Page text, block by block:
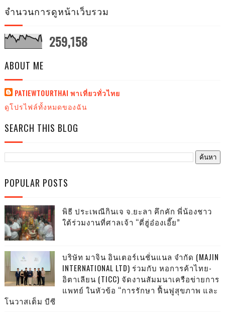
จำนวนการดูหน้าเว็บรวม
259,158
ABOUT ME
PATIEWTOURTHAI พาเที่ยวทั่วไทย
ดูโปรไฟล์ทั้งหมดของฉัน
SEARCH THIS BLOG
POPULAR POSTS
พิธี ประเพณีกินเจ จ.ยะลา คึกคัก พี่น้องชาว
ใต้ร่วมงานที่ศาลเจ้า “ตี่ฮู่อ๋องเอี๊ย”
บริษัท มาจิน อินเตอร์เนชั่นแนล จำกัด (MAJIN
INTERNATIONAL LTD) ร่วมกับ หอการค้าไทย-
อิตาเลียน (TICC) จัดงานสัมมนาเครือข่ายการ
แพทย์ ในหัวข้อ “การรักษา ฟื้นฟูสุขภาพ และ
โนวาสเต็ม บีซี